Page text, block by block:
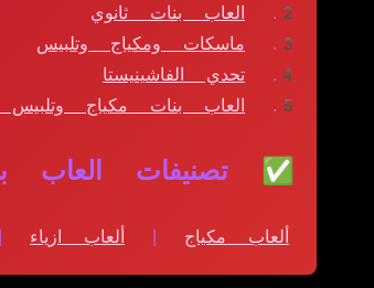
العاب بنات ثانوي
ماسكات ومكياج وتلبيس
تحدي الفاشينيستا
العاب بنات مكياج وتلبيس
✅ تصنيفات العاب
ألعاب مكياج | ألعاب ازياء